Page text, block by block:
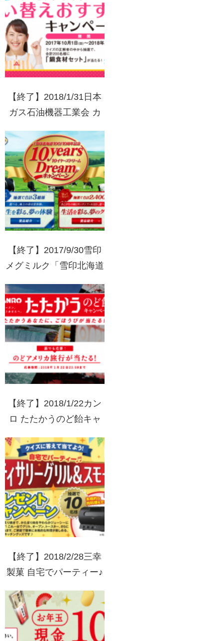
しよう！！
【終了】2018/1/31日本
ガス石油機器工業会 カ
すすめキャンペーン
【終了】2017/9/30雪印
メグミルク「雪印北海道
えて当てよう！人生を彩
る、夢の体験
【終了】2018/1/22カン
ロ たたかうのど飴キャ
どアメリカ旅行が当た
る！
【終了】2018/2/28三幸
製菓 自宅でパーティー♪
モークプレゼントキャン
ペーン